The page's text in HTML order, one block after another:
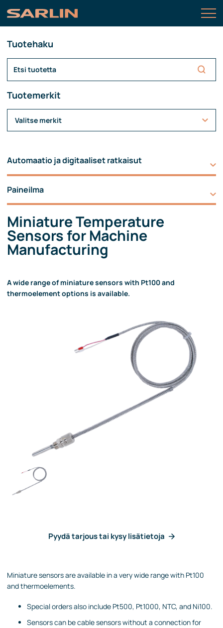
Tuotehaku
Tuotemerkit
Valitse merkit
Automaatio ja digitaaliset ratkaisut
Paineilma
Miniature Temperature
Sensors for Machine
Manufacturing
A wide range of miniature sensors with Pt100 and
thermoelement options is available.
Pyydä tarjous tai kysy lisätietoja
Miniature sensors are available in a very wide range with Pt100
and thermoelements.
Special orders also include Pt500, Pt1000, NTC, and Ni100.
Sensors can be cable sensors without a connection for